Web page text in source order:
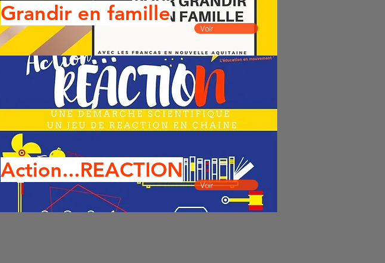
Grandir en famille
Voir
Action...REACTION
Voir